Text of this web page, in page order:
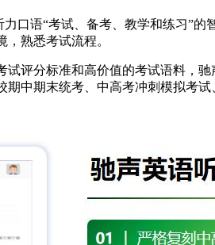
口语“考试、备考、教学和练习”
熟悉考试流程。
评分标准和高价值的考试语料，
中期末统考、中高考冲刺模拟考